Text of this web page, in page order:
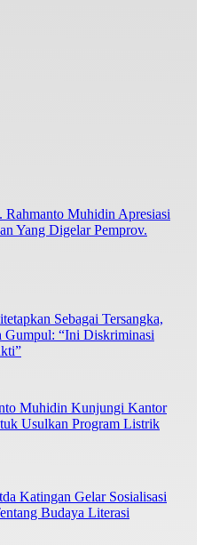
Muhidin Apresiasi
Yang Digelar Pemprov.
Sebagai Tersangka,
Gumpul: “Ini Diskriminasi
Muhidin Kunjungi Kantor
Usulkan Program Listrik
Katingan Gelar Sosialisasi
Budaya Literasi